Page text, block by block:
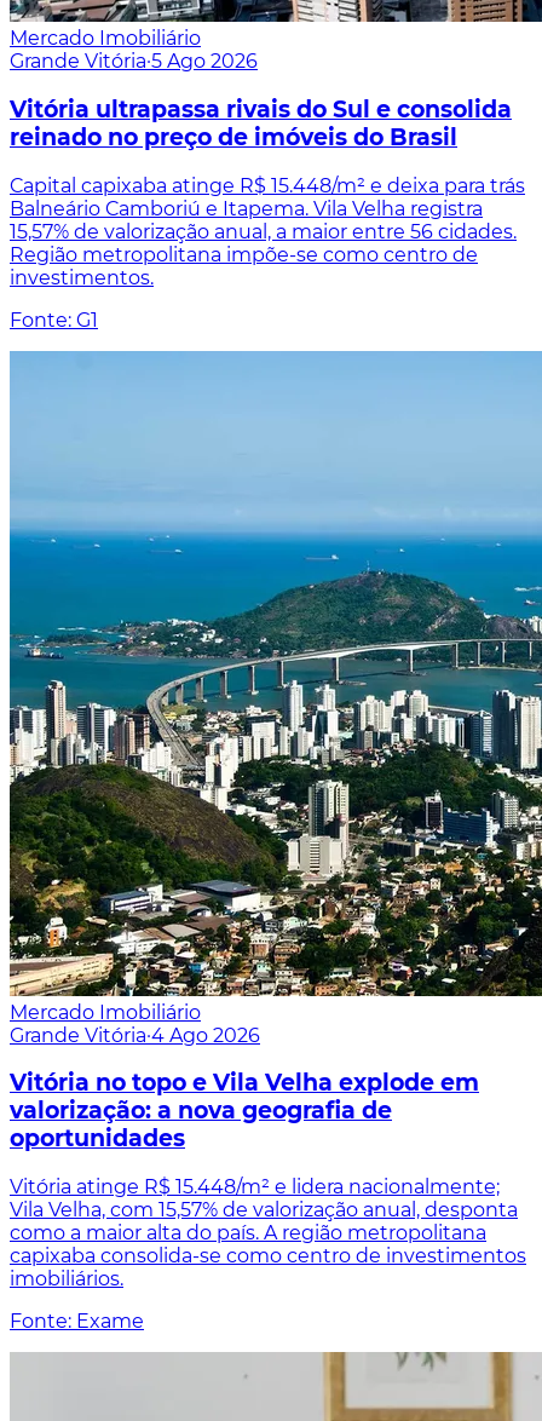
Mercado Imobiliário
Grande Vitória·5 Ago 2026
Vitória ultrapassa rivais do Sul e consolida
reinado no preço de imóveis do Brasil
Capital capixaba atinge R$ 15.448/m² e deixa para trás
Balneário Camboriú e Itapema. Vila Velha registra
15,57% de valorização anual, a maior entre 56 cidades.
Região metropolitana impõe-se como centro de
investimentos.
Fonte: G1
Mercado Imobiliário
Grande Vitória·4 Ago 2026
Vitória no topo e Vila Velha explode em
valorização: a nova geografia de
oportunidades
Vitória atinge R$ 15.448/m² e lidera nacionalmente;
Vila Velha, com 15,57% de valorização anual, desponta
como a maior alta do país. A região metropolitana
capixaba consolida-se como centro de investimentos
imobiliários.
Fonte: Exame